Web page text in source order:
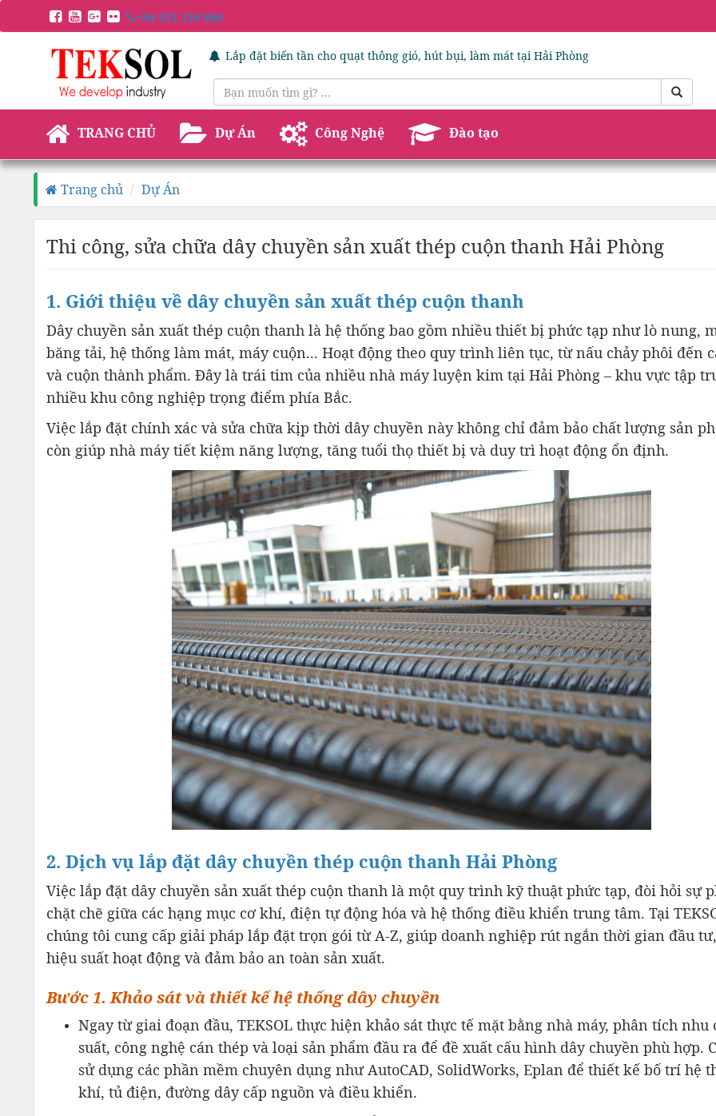
+84 911 110 800
Lắp đặt biến tần cho quạt thông gió, hút bụi, làm mát tại Hải Phòng
TRANG CHỦ Dự Án Công Nghệ Đào tạo
Trang chủ Dự Án
Thi công, sửa chữa dây chuyền sản xuất thép cuộn thanh Hải Phòng
1. Giới thiệu về dây chuyền sản xuất thép cuộn thanh
Dây chuyền sản xuất thép cuộn thanh là hệ thống bao gồm nhiều thiết bị phức tạp như lò nung,
băng tải, hệ thống làm mát, máy cuộn... Hoạt động theo quy trình liên tục, từ nấu chảy phôi đến
và cuộn thành phẩm. Đây là trái tim của nhiều nhà máy luyện kim tại Hải Phòng – khu vực tập
nhiều khu công nghiệp trọng điểm phía Bắc.
Việc lắp đặt chính xác và sửa chữa kịp thời dây chuyền này không chỉ đảm bảo chất lượng sản
còn giúp nhà máy tiết kiệm năng lượng, tăng tuổi thọ thiết bị và duy trì hoạt động ổn định.
2. Dịch vụ lắp đặt dây chuyền thép cuộn thanh Hải Phòng
Việc lắp đặt dây chuyền sản xuất thép cuộn thanh là một quy trình kỹ thuật phức tạp, đòi hỏi sự
chặt chẽ giữa các hạng mục cơ khí, điện tự động hóa và hệ thống điều khiển trung tâm. Tại
chúng tôi cung cấp giải pháp lắp đặt trọn gói từ A-Z, giúp doanh nghiệp rút ngắn thời gian đầu
hiệu suất hoạt động và đảm bảo an toàn sản xuất.
Bước 1. Khảo sát và thiết kế hệ thống dây chuyền
Ngay từ giai đoạn đầu, TEKSOL thực hiện khảo sát thực tế mặt bằng nhà máy, phân tích nhu
suất, công nghệ cán thép và loại sản phẩm đầu ra để đề xuất cấu hình dây chuyền phù hợp.
sử dụng các phần mềm chuyên dụng như AutoCAD, SolidWorks, Eplan để thiết kế bố trí hệ
khí, tủ điện, đường dây cấp nguồn và điều khiển.